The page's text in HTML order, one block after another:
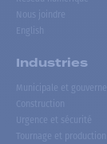
Nous joindre
English
Industries
Municipale et
Construction
Urgence et sécurité
Tournage et production